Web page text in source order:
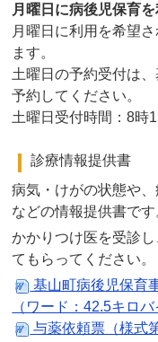
月曜日に病後児保育
月曜日に利用を希望
ます。
土曜日の予約受付は
予約してください。
土曜日受付時間：8時
診療情報提供書
病気・けがの状態や
などの情報提供書です
かかりつけ医を受診
てもらってください。
基山町病後児保育
（ワード：42.5キロ
与薬依頼票（様式